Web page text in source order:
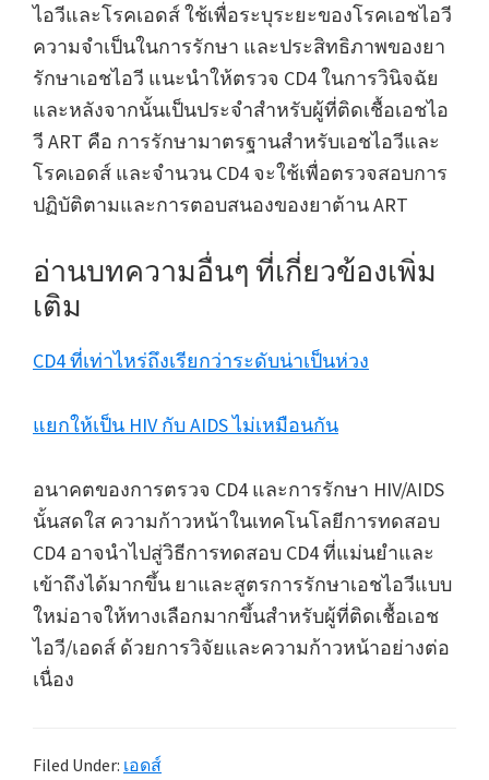
ไอวีและโรคเอดส์ ใช้เพื่อระบุระยะของโรคเอชไอวี
ความจำเป็นในการรักษา และประสิทธิภาพของยา
รักษาเอชไอวี แนะนำให้ตรวจ CD4 ในการวินิจฉัย
และหลังจากนั้นเป็นประจำสำหรับผู้ที่ติดเชื้อเอชไอ
วี ART คือ การรักษามาตรฐานสำหรับเอชไอวีและ
โรคเอดส์ และจำนวน CD4 จะใช้เพื่อตรวจสอบการ
ปฏิบัติตามและการตอบสนองของยาต้าน ART
อ่านบทความอื่นๆ ที่เกี่ยวข้องเพิ่ม
เติม
CD4 ที่เท่าไหร่ถึงเรียกว่าระดับน่าเป็นห่วง
แยกให้เป็น HIV กับ AIDS ไม่เหมือนกัน
อนาคตของการตรวจ CD4 และการรักษา HIV/AIDS
นั้นสดใส ความก้าวหน้าในเทคโนโลยีการทดสอบ
CD4 อาจนำไปสู่วิธีการทดสอบ CD4 ที่แม่นยำและ
เข้าถึงได้มากขึ้น ยาและสูตรการรักษาเอชไอวีแบบ
ใหม่อาจให้ทางเลือกมากขึ้นสำหรับผู้ที่ติดเชื้อเอช
ไอวี/เอดส์ ด้วยการวิจัยและความก้าวหน้าอย่างต่อ
เนื่อง
Filed Under: เอดส์